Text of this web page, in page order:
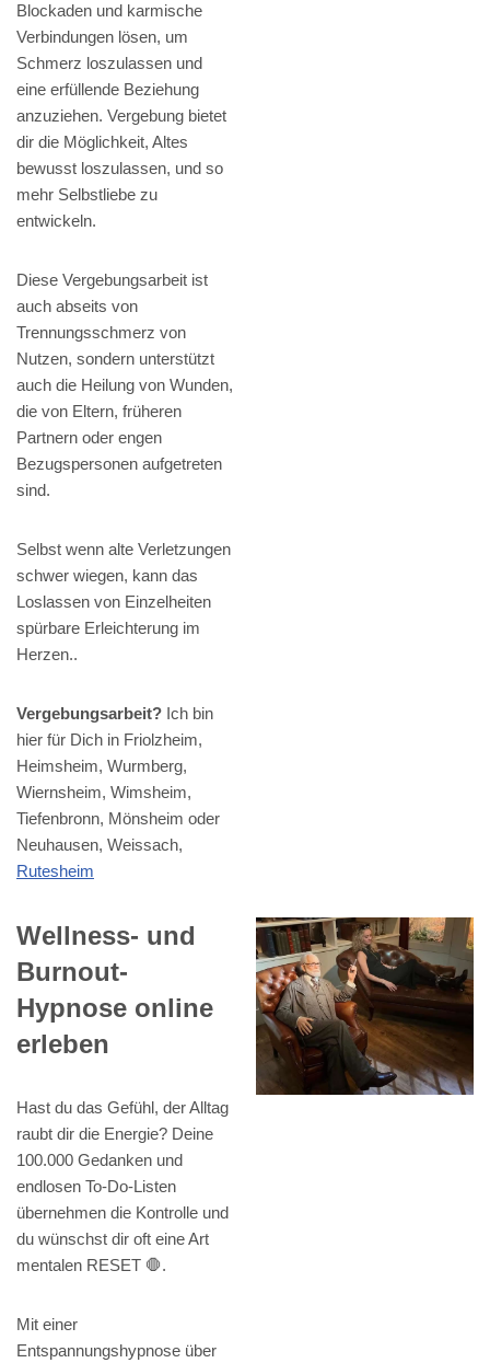
Blockaden und karmische
Verbindungen lösen, um
Schmerz loszulassen und
eine erfüllende Beziehung
anzuziehen. Vergebung bietet
dir die Möglichkeit, Altes
bewusst loszulassen, und so
mehr Selbstliebe zu
entwickeln.
Diese Vergebungsarbeit ist
auch abseits von
Trennungsschmerz von
Nutzen, sondern unterstützt
auch die Heilung von Wunden,
die von Eltern, früheren
Partnern oder engen
Bezugspersonen aufgetreten
sind.
Selbst wenn alte Verletzungen
schwer wiegen, kann das
Loslassen von Einzelheiten
spürbare Erleichterung im
Herzen..
Vergebungsarbeit? Ich bin
hier für Dich in Friolzheim,
Heimsheim, Wurmberg,
Wiernsheim, Wimsheim,
Tiefenbronn, Mönsheim oder
Neuhausen, Weissach,
Rutesheim
Wellness- und
Burnout-
Hypnose online
erleben
Hast du das Gefühl, der Alltag
raubt dir die Energie? Deine
100.000 Gedanken und
endlosen To-Do-Listen
übernehmen die Kontrolle und
du wünschst dir oft eine Art
mentalen RESET 🛑.
Mit einer
Entspannungshypnose über